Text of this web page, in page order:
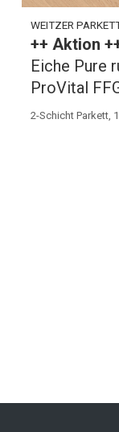
WEITZER
++ Aktion
Eiche Pure
ProVital
2-Schicht Parkett,